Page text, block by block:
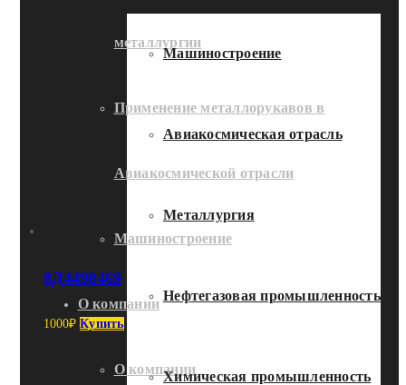
металлургии
Применение металлорукавов в
Авиакосмической отрасли
Машиностроение
О компании
О компании
Машиностроение
Авиакосмическая отрасль
Металлургия
Нефтегазовая промышленность
Химическая промышленность
8Д4498469
1000₽ Купить